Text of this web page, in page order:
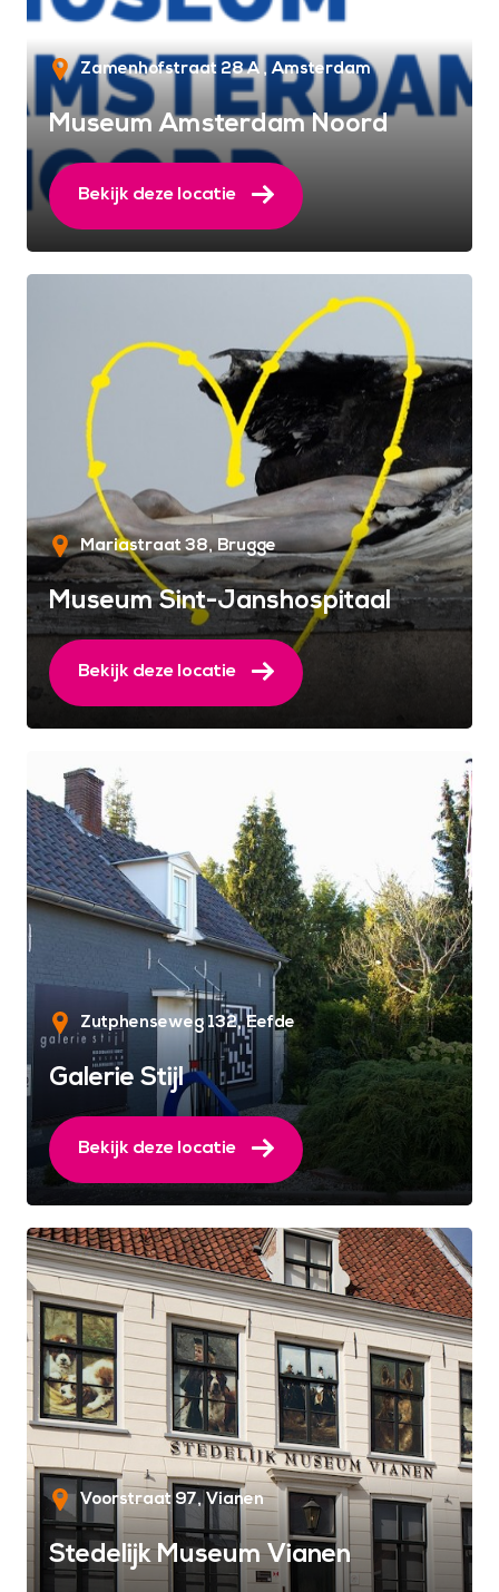
Zamenhofstraat 28 A Amsterdam
Museum Amsterdam Noord
Bekijk deze locatie
Mariastraat 38 Brugge
Museum Sint-Janshospitaal
Bekijk deze locatie
Zutphenseweg 132 Eefde
Galerie Stijl
Bekijk deze locatie
Voorstraat 97 Vianen
Stedelijk Museum Vianen